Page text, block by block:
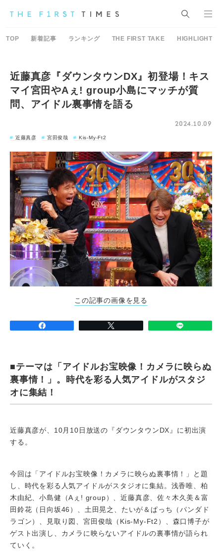
TOP 新着記事 ランキング THE FIRST TAKE HIGHLIGHT
近藤真彦『ダウンタウンDX』初登場！キス
マイ宮田やAぇ! group小島にマッチが質
問、アイドル裏事情を語る
2024.10.09
近藤真彦 宮田俊哉 Kis-My-Ft2
この記事の画像を見る
■テーマは「アイドルお宝映像！カメラに映らぬ
裏事情！」。時代を彩る人気アイドルがスタジ
オに集結！
近藤真彦が、10月10日放送の『ダウンタウンDX』に初出演
する。
今回は「アイドルお宝映像！カメラに映らぬ裏事情！」と題
し、時代を彩る人気アイドルがスタジオに集結。浅香唯、柏
木由紀、小島健（Aぇ! group）、近藤真彦、佐々木久美＆富
田鈴花（日向坂46）、土田晃之、たいが＆ぱっち（パンダド
ラゴン）、見取り図、宮田俊哉（Kis-My-Ft2）、森口博子が
ゲスト出演し、カメラに映らないアイドルの裏事情が語られ
ていく。